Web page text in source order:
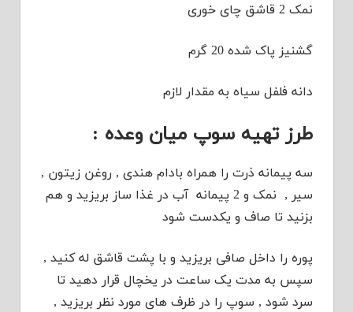
نمک 2 قاشق چای خوری
گشنیز پاک شده 20 گرم
دانه فلفل سیاه به مقدار لازم
طرز تهیه سوپ میان وعده :
سه پیمانه ذرت را همراه بادام هندی , روغن زیتون ,
سیر , نمک و 2 پیمانه آب در غذا ساز بریزید و هم
بزنید تا صاف و یکدست شود
پوره را داخل صافی بریزید و با پشت قاشق له کنید ,
سپس به مدت یک ساعت در یخچال قرار دهید تا
سرد شود , سوپ را در ظرف های مورد نظر بریزید ,